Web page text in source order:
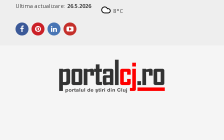
Ultima actualizare: 26.5.2026
8°C